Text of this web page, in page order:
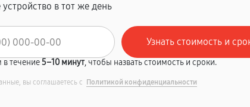
в тот же день
в течение5–10 минут, чтобы назвать стоимость и сроки.
вы соглашаетесь с Политикой конфиденциальности